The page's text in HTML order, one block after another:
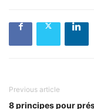
Previous article
8 principes pour